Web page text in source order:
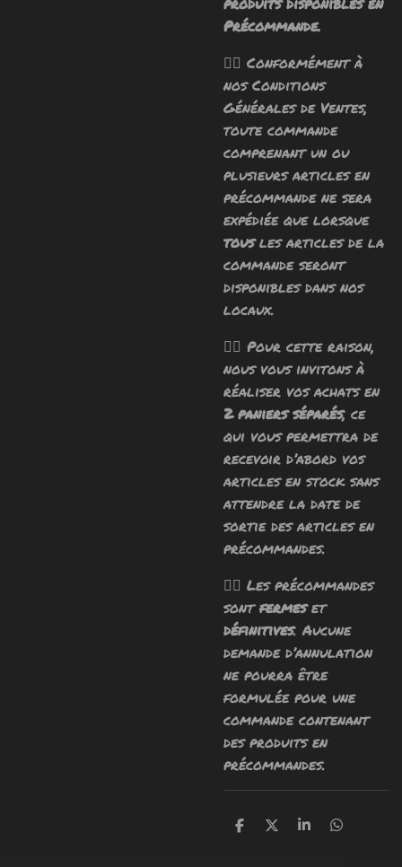
Précommande.
🧙‍♂️ Conformément à
nos Conditions
Générales de Ventes,
toute commande
comprenant un ou
plusieurs articles en
précommande ne sera
expédiée que lorsque
tousles articles de la
commande seront
disponibles dans nos
locaux.
🧙‍♂️ Pour cette raison,
nous vous invitons à
réaliser vos achats en
2 paniers séparés, ce
qui vous permettra de
recevoir d’abord vos
articles en stock sans
attendre la date de
sortie des articles en
précommandes.
🧙‍♂️ Les précommandes
sontfermeset
définitives. Aucune
demande d’annulation
ne pourra être
formulée pour une
commande contenant
des produits en
précommandes.
P
P
P
P